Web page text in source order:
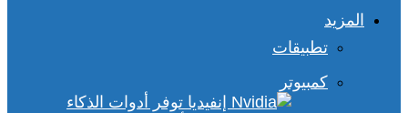
المزيد
تطبيقات
كمبيوتر